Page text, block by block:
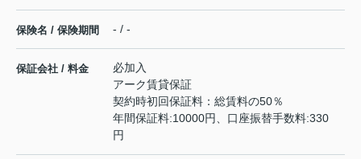
保険名 / 保険期間 - / -
保証会社 / 料金
必加入
アーク賃貸保証
契約時初回保証料：総賃料の50％
年間保証料:10000円、口座振替手数料:330
円